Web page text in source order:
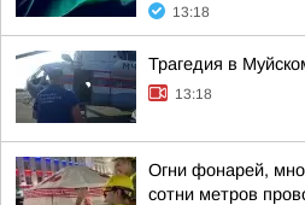
13:18
Трагедия в
13:18
Огни фонарей,
сотни метров